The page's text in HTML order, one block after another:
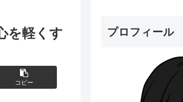
を軽くす
コピー
プロフィール